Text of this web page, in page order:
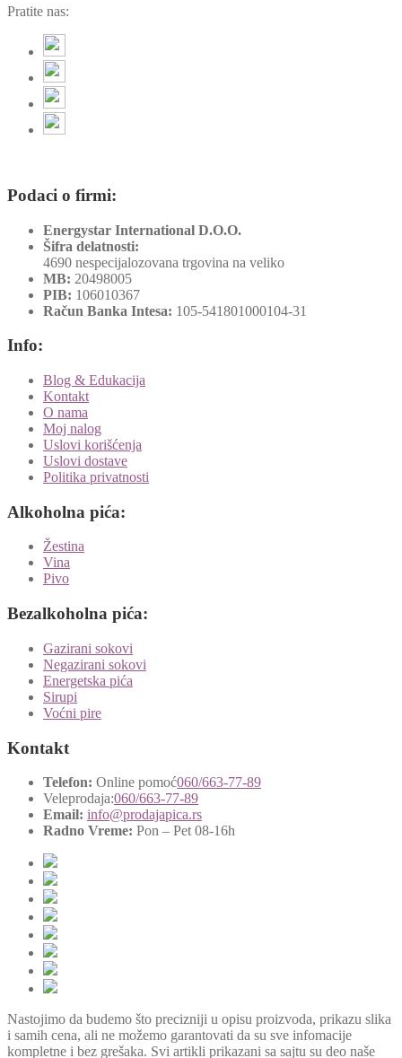
Pratite nas:
Podaci o firmi:
Energystar International D.O.O.
Šifra delatnosti:
4690 nespecijalozovana trgovina na veliko
MB: 20498005
PIB: 106010367
Račun Banka Intesa: 105-541801000104-31
Info:
Blog & Edukacija
Kontakt
O nama
Moj nalog
Uslovi korišćenja
Uslovi dostave
Politika privatnosti
Alkoholna pića:
Žestina
Vina
Pivo
Bezalkoholna pića:
Gazirani sokovi
Negazirani sokovi
Energetska pića
Sirupi
Voćni pire
Kontakt
Telefon: Online pomoć060/663-77-89
Veleprodaja:060/663-77-89
Email: info@prodajapica.rs
Radno Vreme: Pon – Pet 08-16h
Nastojimo da budemo što precizniji u opisu proizvoda, prikazu slika
i samih cena, ali ne možemo garantovati da su sve infomacije
kompletne i bez grešaka. Svi artikli prikazani sa sajtu su deo naše